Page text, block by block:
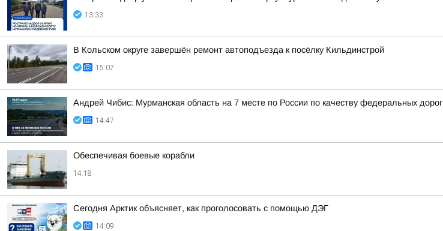
13:33
В Кольском округе завершён ремонт автоподъезда к посёлку Кильдинстрой
15:07
Андрей Чибис: Мурманская область на 7 месте по России по качеству федеральных дорог
14:47
Обеспечивая боевые корабли
14:18
Сегодня Арктик объясняет, как проголосовать с помощью ДЭГ
14:09